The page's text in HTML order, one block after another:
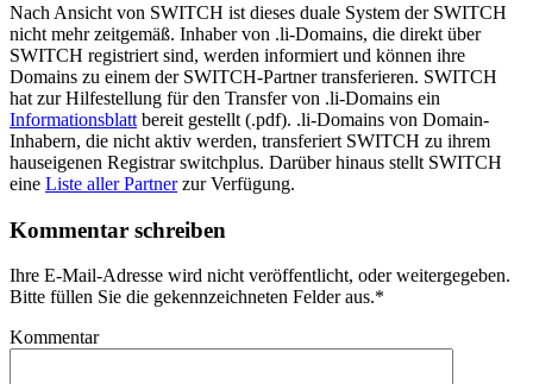
Nach Ansicht von SWITCH ist dieses duale System der SWITCH
nicht mehr zeitgemäß. Inhaber von .li-Domains, die direkt über
SWITCH registriert sind, werden informiert und können ihre
Domains zu einem der SWITCH-Partner transferieren. SWITCH
hat zur Hilfestellung für den Transfer von .li-Domains ein
Informationsblatt bereit gestellt (.pdf). .li-Domains von Domain-
Inhabern, die nicht aktiv werden, transferiert SWITCH zu ihrem
hauseigenen Registrar switchplus. Darüber hinaus stellt SWITCH
eine Liste aller Partnerzur Verfügung.
Kommentar schreiben
Ihre E-Mail-Adresse wird nicht veröffentlicht, oder weitergegeben.
Bitte füllen Sie die gekennzeichneten Felder aus.*
Kommentar